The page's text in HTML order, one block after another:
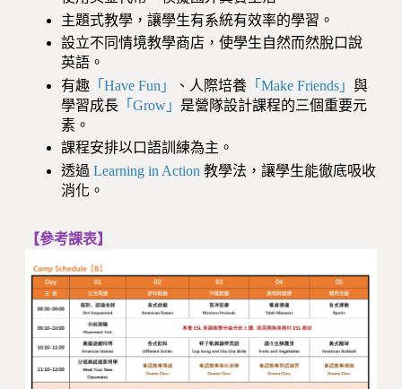
主題式教學，讓學生有系統有效率的學習。
設立不同情境教學商店，使學生自然而然脫口說
英語。
有趣 「Have Fun」 、人際培養 「Make Friends」與
學習成長 「Grow」 是營隊設計課程的三個重要元
素。
課程安排以口語訓練為主。
透過 Learning in Action教學法，讓學生能徹底吸收
消化。
【參考課表】